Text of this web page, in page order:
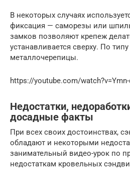
В некоторых случаях
фиксация — саморезы или
замков позволяют крепеж
устанавливается сверху. По
металлочерепицы.
https://youtube.com/
Недостатки,
досадные факты
При всех своих достоинствах,
обладают и некоторыми
занимательный видео-урок по
недостаткам кровельных